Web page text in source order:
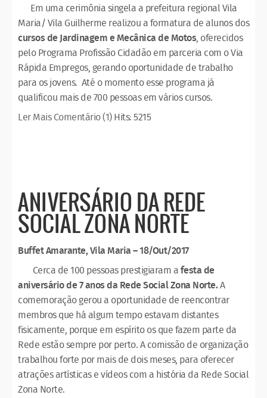
Em uma cerimônia singela a prefeitura regional Vila
Maria/ Vila Guilherme realizou a formatura de alunos dos
cursos de Jardinagem e Mecânica de Motos, oferecidos
pelo Programa Profissão Cidadão em parceria com o Via
Rápida Empregos, gerando oportunidade de trabalho
para os jovens. Até o momento esse programa já
qualificou mais de 700 pessoas em vários cursos.
Ler Mais Comentário (1)Hits: 5215
ANIVERSÁRIO DA REDE
SOCIAL ZONA NORTE
Buffet Amarante, Vila Maria – 18/Out/2017
Cerca de 100 pessoas prestigiaram afesta de
aniversário de 7 anos da Rede Social Zona Norte.A
comemoração gerou a oportunidade de reencontrar
membros que há algum tempo estavam distantes
fisicamente, porque em espírito os que fazem parte da
Rede estão sempre por perto. A comissão de organização
trabalhou forte por mais de dois meses, para oferecer
atrações artísticas e vídeos com a história da Rede Social
Zona Norte.